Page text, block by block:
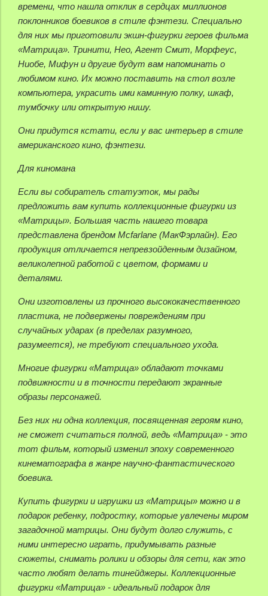
времени, что нашла отклик в сердцах миллионов
поклонников боевиков в стиле фэнтези. Специально
для них мы приготовили экшн-фигурки героев фильма
«Матрица». Тринити, Нео, Агент Смит, Морфеус,
Ниобе, Мифун и другие будут вам напоминать о
любимом кино. Их можно поставить на стол возле
компьютера, украсить ими каминную полку, шкаф,
тумбочку или открытую нишу.
Они придутся кстати, если у вас интерьер в стиле
американского кино, фэнтези.
Для киномана
Если вы собиратель статуэток, мы рады
предложить вам купить коллекционные фигурки из
«Матрицы». Большая часть нашего товара
представлена брендом Mcfarlane (МакФэрлайн). Его
продукция отличается непревзойденным дизайном,
великолепной работой с цветом, формами и
деталями.
Они изготовлены из прочного высококачественного
пластика, не подвержены повреждениям при
случайных ударах (в пределах разумного,
разумеется), не требуют специального ухода.
Многие фигурки «Матрица» обладают точками
подвижности и в точности передают экранные
образы персонажей.
Без них ни одна коллекция, посвященная героям кино,
не сможет считаться полной, ведь «Матрица» - это
тот фильм, который изменил эпоху современного
кинематографа в жанре научно-фантастического
боевика.
Купить фигурки и игрушки из «Матрицы» можно и в
подарок ребенку, подростку, которые увлечены миром
загадочной матрицы. Они будут долго служить, с
ними интересно играть, придумывать разные
сюжеты, снимать ролики и обзоры для сети, как это
часто любят делать тинейджеры. Коллекционные
фигурки «Матрица» - идеальный подарок для